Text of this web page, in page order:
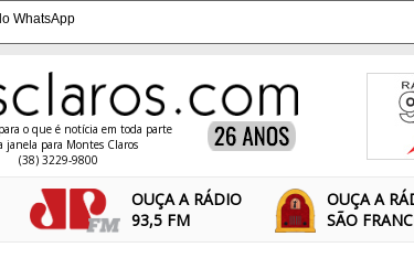
WhatsApp
o que é notícia em toda parte
janela para Montes Claros
(38) 3229-9800
OUÇA A RÁDIO
93,5 FM
OUÇA A
SÃO